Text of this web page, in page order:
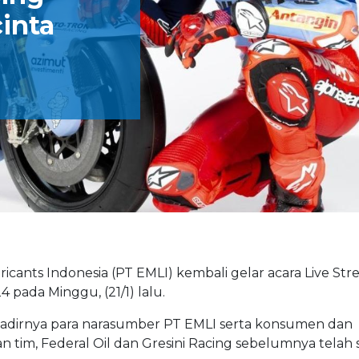
Indonesia (PT EMLI) kembali gelar acara Live
pada Minggu, (21/1) lalu.
para narasumber PT EMLI serta konsumen dan
Federal Oil dan Gresini Racing sebelumnya telah